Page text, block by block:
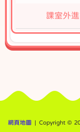
課室外
網頁地圖 | Copyright ©